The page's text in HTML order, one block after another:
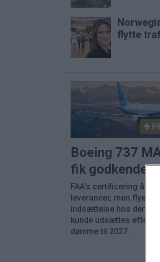
flytte
Boeing 737
fik
FAA's certificering
leverancer, men flyets
indsættelse hos den
kunde udsættes efter
dømme til 2027.